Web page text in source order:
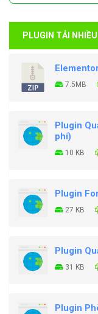
PLUGIN TẢI NHIỀU
7.5MB
Plugin
phí)
10 KB
Plugin
27 KB
Plugin
31 KB
Plugin